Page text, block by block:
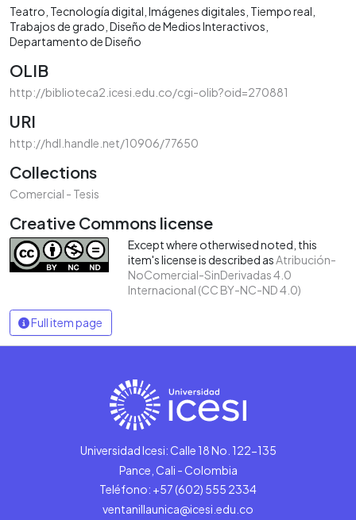
Teatro Tecnología digital Imágenes digitales Tiempo real
Trabajos de grado Diseño de Medios Interactivos
Departamento de Diseño
OLIB
http://biblioteca2.icesi.edu.co/cgi-olib?oid=270881
URI
http://hdl.handle.net/10906/77650
Collections
Comercial - Tesis
Creative Commons license
Except where otherwised noted, this
item's license is described asAtribución-
NoComercial-SinDerivadas 4.0
Internacional (CC BY-NC-ND 4.0)
Full item page
Universidad Icesi: Calle 18 No. 122-135
Pance, Cali - Colombia
Teléfono: +57 (602) 555 2334
ventanillaunica@icesi.edu.co